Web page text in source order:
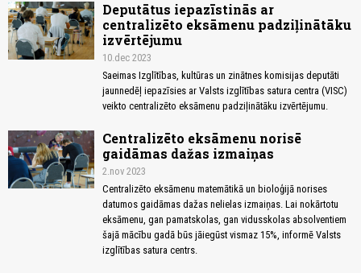
Deputātus iepazīstinās ar
centralizēto eksāmenu padziļinātāku
izvērtējumu
10.dec 2023
Saeimas Izglītības, kultūras un zinātnes komisijas deputāti
jaunnedēļ iepazīsies ar Valsts izglītības satura centra (VISC)
veikto centralizēto eksāmenu padziļinātāku izvērtējumu.
Centralizēto eksāmenu norisē
gaidāmas dažas izmaiņas
2.nov 2023
Centralizēto eksāmenu matemātikā un bioloģijā norises
datumos gaidāmas dažas nelielas izmaiņas. Lai nokārtotu
eksāmenu, gan pamatskolas, gan vidusskolas absolventiem
šajā mācību gadā būs jāiegūst vismaz 15%, informē Valsts
izglītības satura centrs.